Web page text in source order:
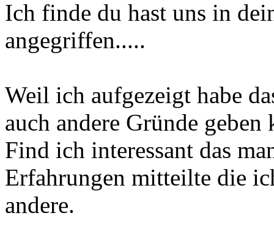
Ich finde du hast uns in
angegriffen.....
Weil ich aufgezeigt habe
auch andere Gründe geben
Find ich interessant das
Erfahrungen mitteilte die
andere.